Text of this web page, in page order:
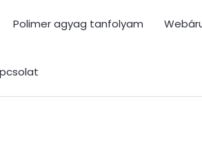
Polimer agyag tanfolyam